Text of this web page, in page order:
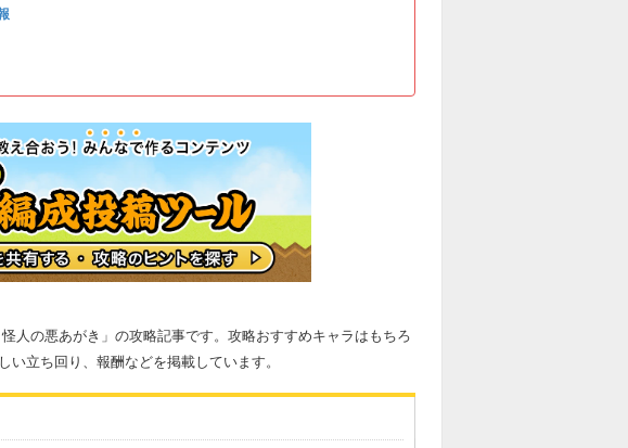
人の悪あがき」の攻略記事です。攻略おすすめキャラはもちろ
立ち回り、報酬などを掲載しています。